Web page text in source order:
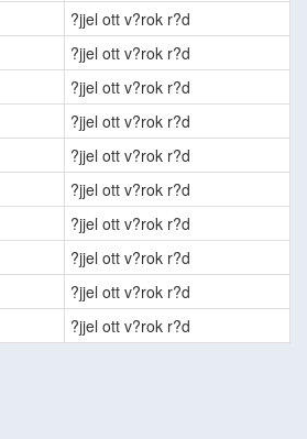
?jjel ott v?rok r?d
?jjel ott v?rok r?d
?jjel ott v?rok r?d
?jjel ott v?rok r?d
?jjel ott v?rok r?d
?jjel ott v?rok r?d
?jjel ott v?rok r?d
?jjel ott v?rok r?d
?jjel ott v?rok r?d
?jjel ott v?rok r?d